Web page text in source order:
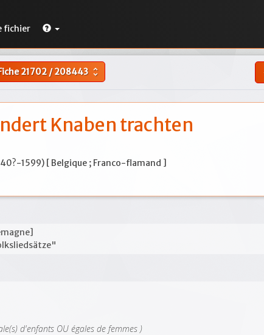
fichier
21702/208443 unfold_more
Knaben trachten
1599) [ Belgique ; Franco-flamand ]
d'enfants OU égales de femmes )